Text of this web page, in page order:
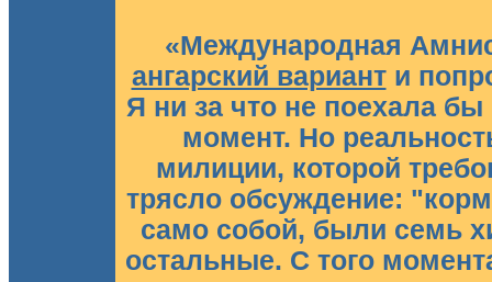
«Международная
ангарский варианти
Я ни за что не поехала
момент. Но
милиции, которой
трясло обсуждение:
само собой, были семь
остальные. С того